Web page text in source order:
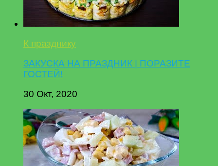
К празднику
ЗАКУСКА НА ПРАЗДНИК | ПОРАЗИТЕ
ГОСТЕЙ!
30 Окт, 2020